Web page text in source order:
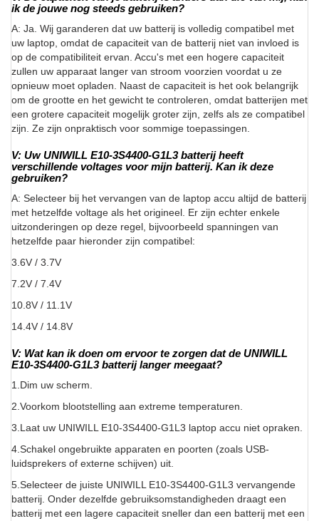
ik de jouwe nog steeds gebruiken?
A: Ja. Wij garanderen dat uw batterij is volledig compatibel met
uw laptop, omdat de capaciteit van de batterij niet van invloed is
op de compatibiliteit ervan. Accu's met een hogere capaciteit
zullen uw apparaat langer van stroom voorzien voordat u ze
opnieuw moet opladen. Naast de capaciteit is het ook belangrijk
om de grootte en het gewicht te controleren, omdat batterijen met
een grotere capaciteit mogelijk groter zijn, zelfs als ze compatibel
zijn. Ze zijn onpraktisch voor sommige toepassingen.
V: Uw UNIWILL E10-3S4400-G1L3 batterij heeft
verschillende voltages voor mijn batterij. Kan ik deze
gebruiken?
A: Selecteer bij het vervangen van de laptop accu altijd de batterij
met hetzelfde voltage als het origineel. Er zijn echter enkele
uitzonderingen op deze regel, bijvoorbeeld spanningen van
hetzelfde paar hieronder zijn compatibel:
3.6V / 3.7V
7.2V / 7.4V
10.8V / 11.1V
14.4V / 14.8V
V: Wat kan ik doen om ervoor te zorgen dat de UNIWILL
E10-3S4400-G1L3 batterij langer meegaat?
1.Dim uw scherm.
2.Voorkom blootstelling aan extreme temperaturen.
3.Laat uw UNIWILL E10-3S4400-G1L3 laptop accu niet opraken.
4.Schakel ongebruikte apparaten en poorten (zoals USB-
luidsprekers of externe schijven) uit.
5.Selecteer de juiste UNIWILL E10-3S4400-G1L3 vervangende
batterij. Onder dezelfde gebruiksomstandigheden draagt een
batterij met een lagere capaciteit sneller dan een batterij met een